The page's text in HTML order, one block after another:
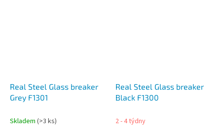
Real Steel Glass breaker
Grey F1301
Skladem (>3 ks)
Real Steel Glass breaker
Black F1300
2 - 4 týdny